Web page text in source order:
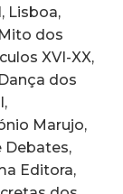
Lisboa,
dos
XVI-XX,
Dança dos
,
Marujo,
Debates,
Editora,